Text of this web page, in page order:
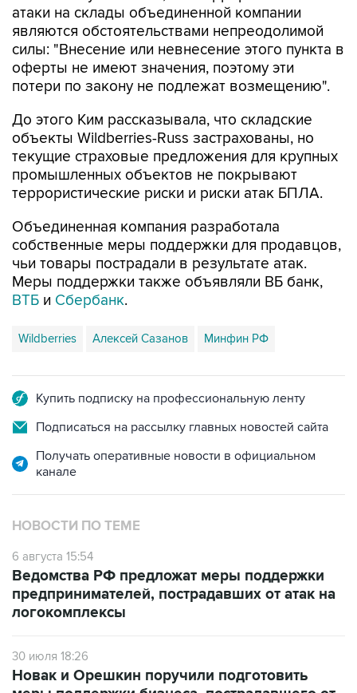
Ранее вице-премьер Александр Новак и
замглавы администрации президента Максим
ОрешкинпоручилиМинэкономразвития,
Минфину, ФНС совместно с Центральным
банком и объединениями предпринимателей
до 10 августа представить меры поддержки
продавцов, чьи товары пострадали в
результате атак на логистические комплексы
Wildberries-Russ, а также проекты актов,
необходимые для их запуска.
Глава Минэкономразвития Максим Решетников
обозначал три ключевые задачи, которые
необходимо решить для оперативного
возобновления и обеспечения стабильной
работы селлеров: обеспечение
бесперебойных поставок товаров
потребителям за счет восстановления и
перестройки логистических цепочек; помощь
возобновлении деятельности; системные меры
для повышения устойчивости поставок,
увеличения товарных запасов, роста гибкости
В конце июля основательница Wildberries
Татьяна Ким говорила, что компания
чтобы сохранить скорость доставки и
оборачиваемость товаров.
Также она указывала, что террористические
атаки на склады объединенной компании
являются обстоятельствами непреодолимой
оферты не имеют значения, поэтому эти
потери по закону не подлежат возмещению".